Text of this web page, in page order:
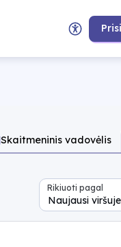
Skaitmeninis vadovėlis
Rikiuoti pagal
Naujausi viršuje